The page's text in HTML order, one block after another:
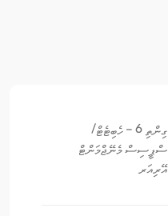
ގިންތި 6 – ހެބިޓެޓް/
ސްޕީސިސް މެނޭޖްމަންޓް
އޭރިއަރ